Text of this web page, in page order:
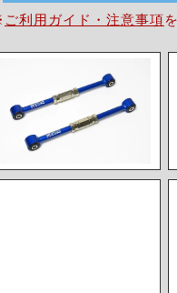
ご利用ガイド・注意事項を